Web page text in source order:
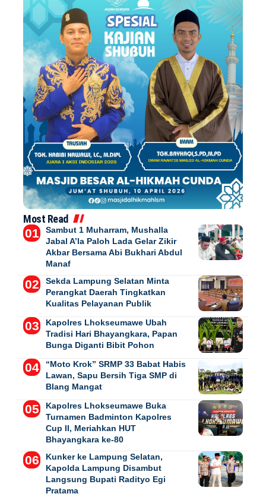
Most Read
Sambut 1 Muharram, Mushalla
Jabal A’la Paloh Lada Gelar Zikir
Akbar Bersama Abi Bukhari Abdul
Manaf
Sekda Lampung Selatan Minta
Perangkat Daerah Tingkatkan
Kualitas Pelayanan Publik
Kapolres Lhokseumawe Ubah
Tradisi Hari Bhayangkara, Papan
Bunga Diganti Bibit Pohon
“Moto Krok” SRMP 33 Babat Habis
Lawan, Sapu Bersih Tiga SMP di
Blang Mangat
Kapolres Lhokseumawe Buka
Turnamen Badminton Kapolres
Cup II, Meriahkan HUT
Bhayangkara ke-80
Kunker ke Lampung Selatan,
Kapolda Lampung Disambut
Langsung Bupati Radityo Egi
Pratama